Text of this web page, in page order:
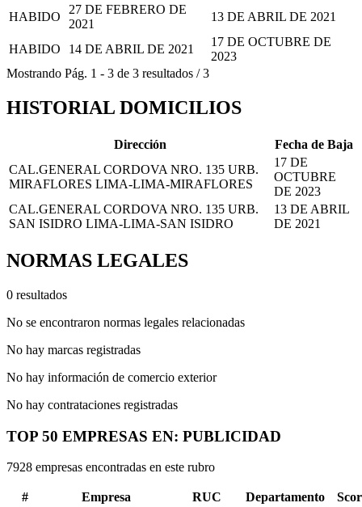
HABIDO
27 DE FEBRERO DE
2021
13 DE ABRIL DE 2021
HABIDO 14 DE ABRIL DE 2021
17 DE OCTUBRE DE
2023
Mostrando Pág. 1 - 3 de 3 resultados /3
HISTORIAL DOMICILIOS
Dirección
Fecha de Baja
CAL.GENERAL CORDOVA NRO. 135 URB.
MIRAFLORES LIMA-LIMA-MIRAFLORES
17 DE
OCTUBRE
DE 2023
CAL.GENERAL CORDOVA NRO. 135 URB.
SAN ISIDRO LIMA-LIMA-SAN ISIDRO
13 DE ABRIL
DE 2021
NORMAS LEGALES
0 resultados
No se encontraron normas legales relacionadas
No hay marcas registradas
No hay información de comercio exterior
No hay contrataciones registradas
TOP 50 EMPRESAS EN: PUBLICIDAD
7928 empresas encontradas en este rubro
# Empresa RUC Departamento